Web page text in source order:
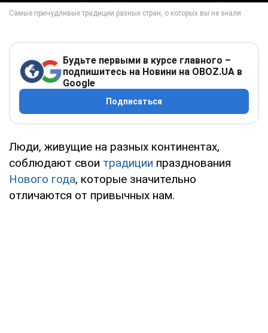
Будьте первыми в курсе главного –
подпишитесь на Новини на OBOZ.UA в
Google
Подписаться
Люди, живущие на разных континентах,
соблюдают свои традиции празднования
Нового года, которые значительно
отличаются от привычных нам.